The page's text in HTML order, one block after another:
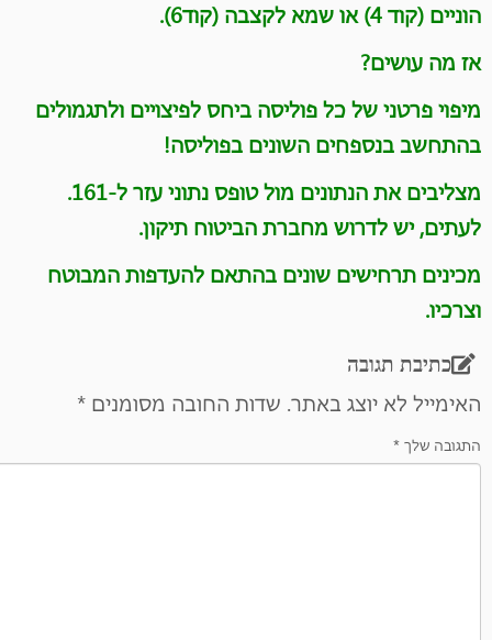
הוניים (קוד 4) או שמא לקצבה (קוד6)
.
אז מה עושים?
מיפוי פרטני של כל פוליסה ביחס לפיצויים ולתגמולים
בהתחשב בנספחים השונים בפוליסה!
מצליבים את הנתונים מול טופס נתוני עזר ל-161.
לעתים, יש לדרוש מחברת הביטוח תיקון.
מכינים תרחישים שונים בהתאם להעדפות המבוטח
וצרכיו.
כתיבת תגובה
האימייל לא יוצג באתר. שדות החובה מסומנים *
התגובה שלך *